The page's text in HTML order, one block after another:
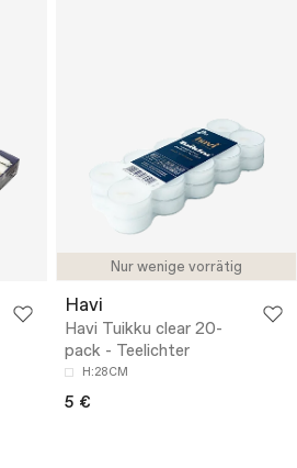
Nur wenige vorrätig
Havi
Havi Tuikku clear 20-
pack - Teelichter
H:28CM
5 €